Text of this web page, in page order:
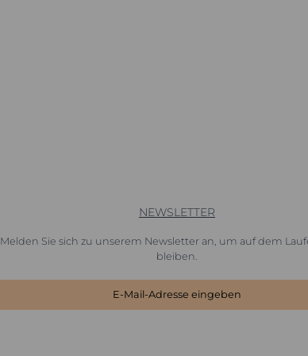
NEWSLETTER
Melden Sie sich zu unserem Newsletter an, um auf dem
bleiben.